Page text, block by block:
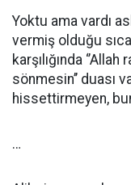
Yoktu ama vardı
vermiş olduğu
karşılığında
sönmesin’’ duası
hissettirmeyen,
…